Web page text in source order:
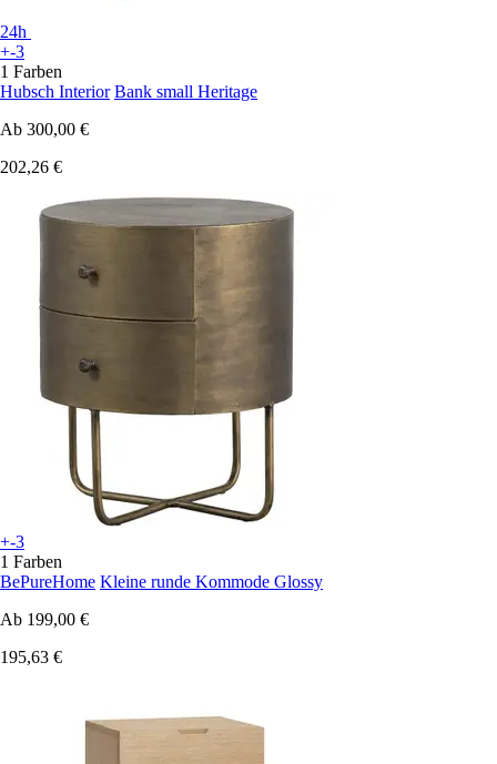
24h
+-3
1 Farben
Hubsch Interior Bank small Heritage
Ab 300,00 €
202,26 €
+-3
1 Farben
BePureHome Kleine runde Kommode Glossy
Ab 199,00 €
195,63 €